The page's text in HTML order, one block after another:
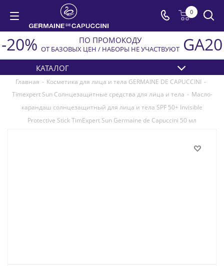
0
-20% ПО ПРОМОКОДУ
ОТ БАЗОВЫХ ЦЕН / НАБОРЫ НЕ УЧАСТВУЮТ GA20
КАТАЛОГ
Главная - Косметика для лица и тела GERMAINE DE CAPUCCINI -
Timexpert Sun Солнцезащитные средства для лица и тела - Масло-
карандаш солнцезащитный для лица и тела SPF 50+ Invisible
Protective Stick TimExpert Sun Germaine de Capuccini 50 мл